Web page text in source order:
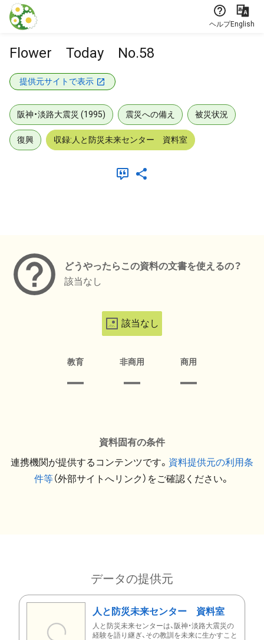
本文に飛ぶ
ヘルプEnglish
Flower Today No.58
提供元サイトで表示
阪神・淡路大震災 (1995) 震災への備え 被災状況
復興 収録:人と防災未来センター 資料室
どうやったらこの資料の文書を使えるの？
該当なし
該当なし
教育 非商用 商用
資料固有の条件
連携機関が提供するコンテンツです。 資料提供元の利用条
件等（外部サイトへリンク）をご確認ください。
データの提供元
人と防災未来センター 資料室
人と防災未来センターは、阪神・淡路大震災の
経験を語り継ぎ、その教訓を未来に生かすこと